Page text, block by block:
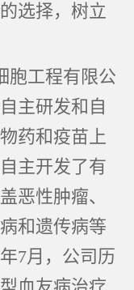
选择，树立
胞工程有限公
主研发和自
药和疫苗上
主开发了有
恶性肿瘤、
和遗传病等
7月，公司历